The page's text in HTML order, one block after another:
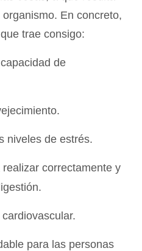
En concreto,
trae consigo:
de
niveles de estrés.
correctamente y
para las personas